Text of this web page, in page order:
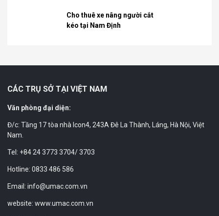
Cho thuê xe nâng người cắt
kéo tại Nam Định
CÁC TRỤ SỞ TẠI VIỆT NAM
Văn phòng đại diện:
Đ/c: Tầng 17 tòa nhà Icon4, 243A Đê La Thành, Láng, Hà Nội, Việt
Nam.
Tel: +84 24 3773 3704/ 3703
Hotline: 0833 486 586
Email: info@umac.com.vn
website: www.umac.com.vn